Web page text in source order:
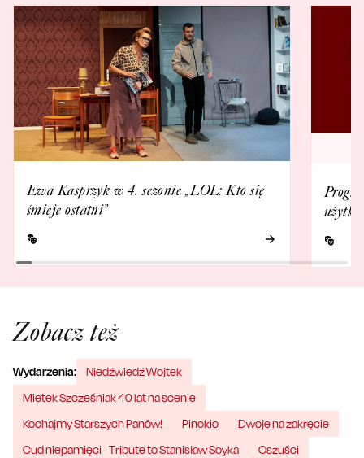
Ewa Kasprzyk w 4. sezonie „LOL: Kto się
śmieje ostatni”
Zobacz też
Wydarzenia:
Niedźwiedź Wojtek
Mietek Szcześniak 40 lat na scenie
Kochajmy Starszych Panów!
Pinokio
Dwoje na zakręcie
Cud niepamięci - Tribute to Stanisław Soyka
Oszuści